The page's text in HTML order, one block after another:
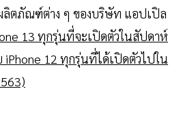
ลิตภัณฑ์ต่าง ๆ ของบริษัท แอปเปิล
13 ทุกรุ่นที่จะเปิดตัวในสัปดาห์
iPhone 12 ทุกรุ่นที่ได้เปิดตัวไปใน